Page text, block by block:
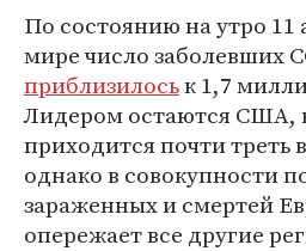
По состоянию на утро 11
мире число заболевших
приблизилоськ 1,7
Лидером остаются США,
приходится почти треть
однако в совокупности
зараженных и смертей
опережает все другие